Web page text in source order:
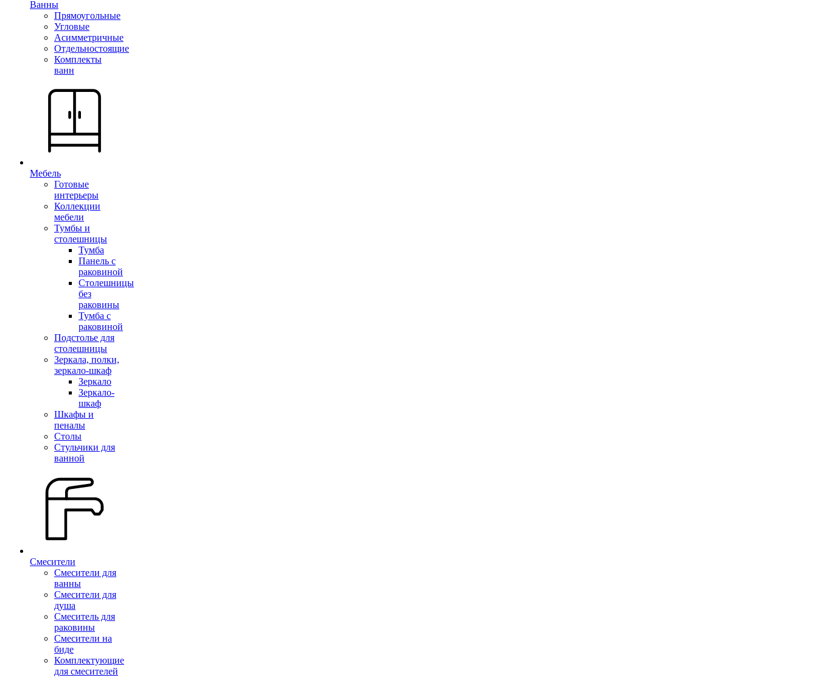
Ванны
Прямоугольные
Угловые
Асимметричные
Отдельностоящие
Комплекты
ванн
Мебель
Готовые
интерьеры
Коллекции
мебели
Тумбы и
столешницы
Тумба
Панель с
раковиной
Столешницы
без
раковины
Тумба с
раковиной
Подстолье для
столешницы
Зеркала, полки,
зеркало-шкаф
Зеркало
Зеркало-
шкаф
Шкафы и
пеналы
Столы
Стульчики для
ванной
Смесители
Смесители для
ванны
Смесители для
душа
Смеситель для
раковины
Смесители на
биде
Комплектующие
для смесителей